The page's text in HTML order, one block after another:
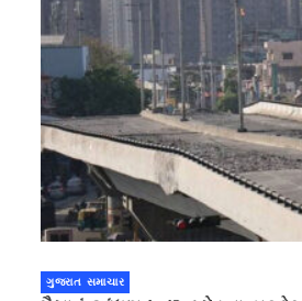
ગુજરાત સમાચાર